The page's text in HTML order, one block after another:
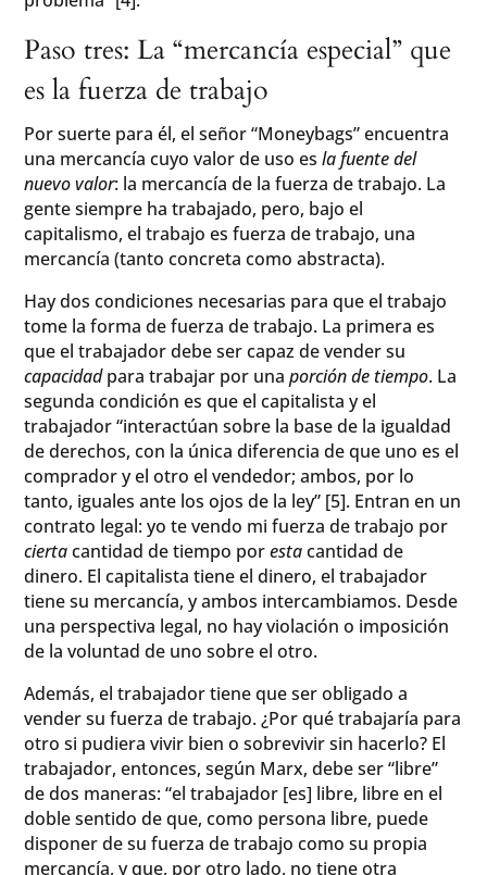
Paso tres: La “mercancía especial” que
es la fuerza de trabajo
Por suerte para él, el señor “Moneybags” encuentra
una mercancía cuyo valor de uso esla fuente del
nuevo valor: la mercancía de la fuerza de trabajo. La
gente siempre ha trabajado, pero, bajo el
capitalismo, el trabajo es fuerza de trabajo, una
mercancía (tanto concreta como abstracta).
Hay dos condiciones necesarias para que el trabajo
tome la forma de fuerza de trabajo. La primera es
que el trabajador debe ser capaz de vender su
capacidadpara trabajar por unaporción de tiempo. La
segunda condición es que el capitalista y el
trabajador “interactúan sobre la base de la igualdad
de derechos, con la única diferencia de que uno es el
comprador y el otro el vendedor; ambos, por lo
tanto, iguales ante los ojos de la ley” [5]. Entran en un
contrato legal: yo te vendo mi fuerza de trabajo por
ciertacantidad de tiempo porestacantidad de
dinero. El capitalista tiene el dinero, el trabajador
tiene su mercancía, y ambos intercambiamos. Desde
una perspectiva legal, no hay violación o imposición
de la voluntad de uno sobre el otro.
Además, el trabajador tiene que ser obligado a
vender su fuerza de trabajo. ¿Por qué trabajaría para
otro si pudiera vivir bien o sobrevivir sin hacerlo? El
trabajador, entonces, según Marx, debe ser “libre”
de dos maneras: “el trabajador [es] libre, libre en el
doble sentido de que, como persona libre, puede
disponer de su fuerza de trabajo como su propia
mercancía, y que, por otro lado, no tiene otra